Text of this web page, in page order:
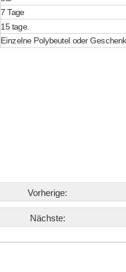
7 Tage
15 tage.
Einzelne Polybeutel oder
Vorherige:
Nächste: